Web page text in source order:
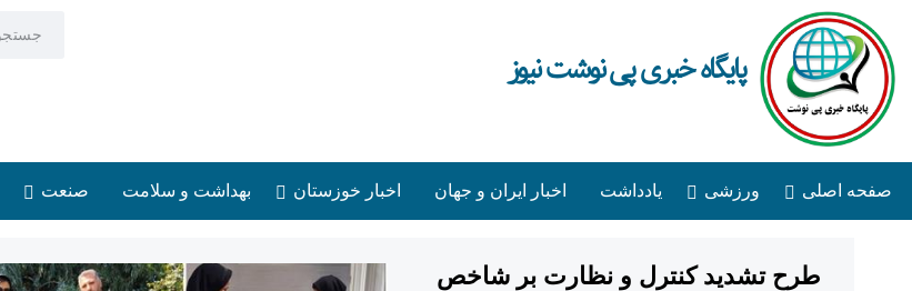
پایگاه خبری پی نوشت نیوز
صفحه اصلی ورزشی یادداشت اخبار ایران و جهان اخبار خوزستان بهداشت و سلامت صنعت
طرح تشدید کنترل و نظارت بر شاخص